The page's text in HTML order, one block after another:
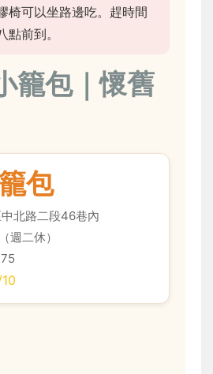
椅可以坐路邊吃。趕時間
點前到。
籠包｜懷舊
包
北路二段46巷內
週二休）